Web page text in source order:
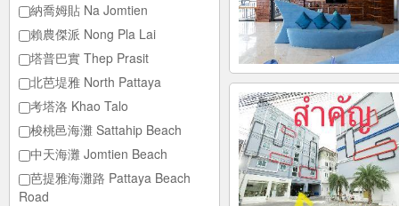
納喬姆貼 Na Jomtien
賴農傑派 Nong Pla Lai
塔普巴實 Thep Prasit
北芭堤雅 North Pattaya
考塔洛 Khao Talo
梭桃邑海灘 Sattahip Beach
中天海灘 Jomtien Beach
芭提雅海灘路 Pattaya Beach
Road